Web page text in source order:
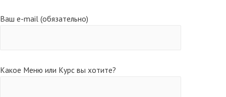
Ваш e-mail (обязательно)
Какое Меню или Курс вы хотите?